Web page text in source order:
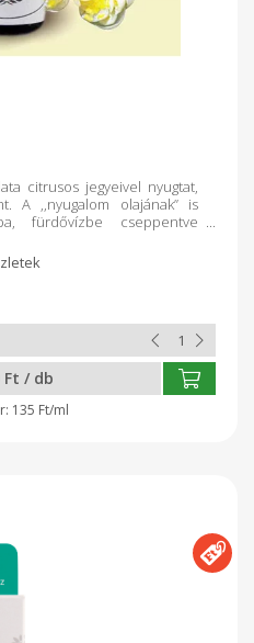
citrusos jegyeivel nyugtat,
A ,,nyugalom olajának” is
fürdővízbe cseppentve
is sikerrel alkalmazható.
gyulladáscsökkentő,
és megszünteti a
pár csepp illóolajat a
Várandóság alatt nem
Future Kft Nyíregyháza
Ft / db
135 Ft/ml